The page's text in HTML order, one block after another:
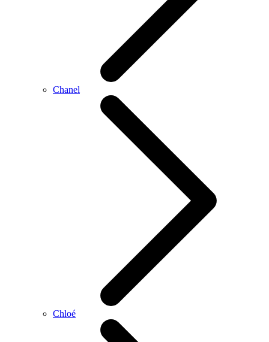
Chanel
Chloé